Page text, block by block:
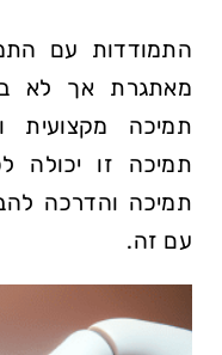
התמודדות עם
מאתגרת אך לא
תמיכה מקצועית
תמיכה זו יכולה
תמיכה והדרכה
עם זה.